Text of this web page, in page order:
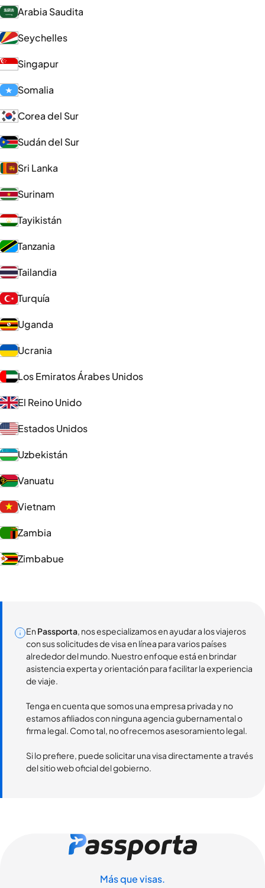
Arabia Saudita
Seychelles
Singapur
Somalia
Corea del Sur
Sudán del Sur
Sri Lanka
Surinam
Tayikistán
Tanzania
Tailandia
Turquía
Uganda
Ucrania
Los Emiratos Árabes Unidos
El Reino Unido
Estados Unidos
Uzbekistán
Vanuatu
Vietnam
Zambia
Zimbabue
En Passporta, nos especializamos en ayudar a los viajeros
con sus solicitudes de visa en línea para varios países
alrededor del mundo. Nuestro enfoque está en brindar
asistencia experta y orientación para facilitar la experiencia
de viaje.
Tenga en cuenta que somos una empresa privada y no
estamos afiliados con ninguna agencia gubernamental o
firma legal. Como tal, no ofrecemos asesoramiento legal.
Si lo prefiere, puede solicitar una visa directamente a través
del sitio web oficial del gobierno.
Más que visas.